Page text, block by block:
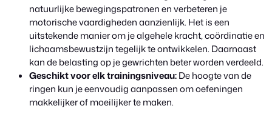
natuurlijke bewegingspatronen en verbeteren je
motorische vaardigheden aanzienlijk. Het is een
uitstekende manier om je algehele kracht, coördinatie en
lichaamsbewustzijn tegelijk te ontwikkelen. Daarnaast
kan de belasting op je gewrichten beter worden verdeeld.
Geschikt voor elk trainingsniveau:De hoogte van de
ringen kun je eenvoudig aanpassen om oefeningen
makkelijker of moeilijker te maken.